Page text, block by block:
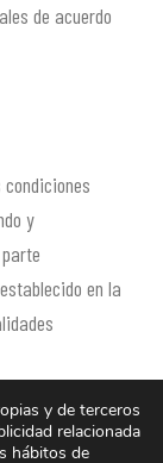
de acuerdo
y
en la
y de terceros
relacionada
hábitos de